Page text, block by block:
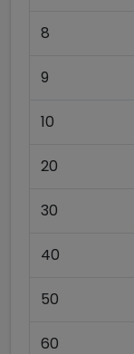
8
9
10
20
30
40
50
60